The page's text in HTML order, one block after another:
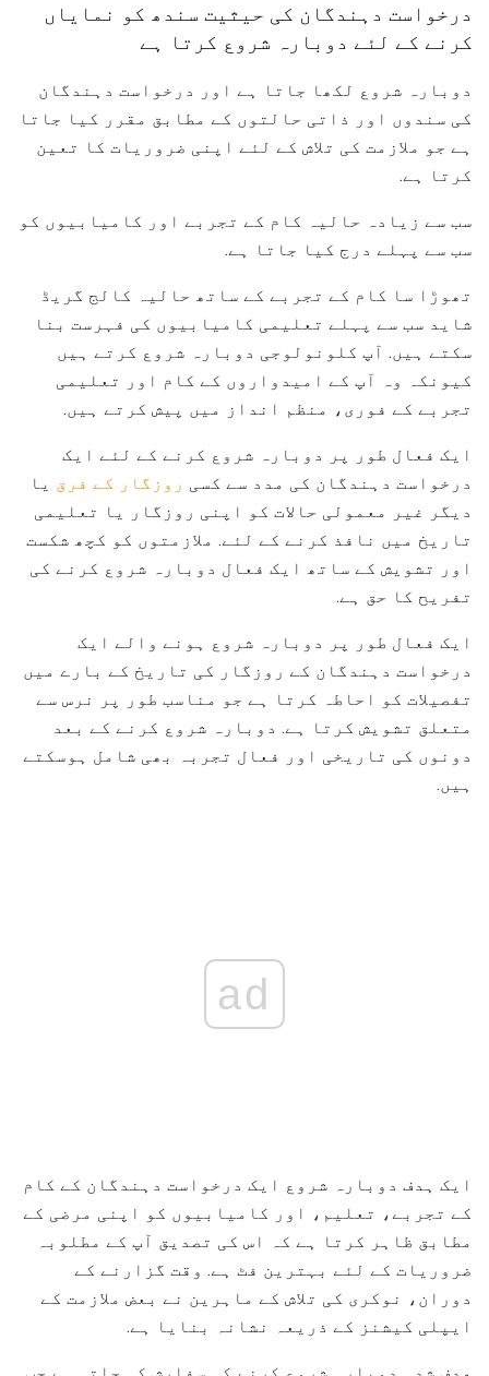
درخواست دہندگان کی حیثیت سندھ کو نمایاں
کرنے کے لئے دوبارہ شروع کرتا ہے
دوبارہ شروع لکھا جاتا ہے اور درخواست دہندگان
کی سندوں اور ذاتی حالتوں کے مطابق مقرر کیا جاتا
ہے جو ملازمت کی تلاش کے لئے اپنی ضروریات کا تعین
کرتا ہے.
سب سے زیادہ حالیہ کام کے تجربے اور کامیابیوں کو
سب سے پہلے درج کیا جاتا ہے.
تھوڑا سا کام کے تجربے کے ساتھ حالیہ کالج گریڈ
شاید سب سے پہلے تعلیمی کامیابیوں کی فہرست بنا
سکتے ہیں. آپ کلونولوجی دوبارہ شروع کرتے ہیں
کیونکہ وہ آپ کے امیدواروں کے کام اور تعلیمی
تجربے کے فوری، منظم انداز میں پیش کرتے ہیں.
ایک فعال طور پر دوبارہ شروع کرنے کے لئے ایک
درخواست دہندگان کی مدد سے کسی روزگار کے فرق یا
دیگر غیر معمولی حالات کو اپنی روزگار یا تعلیمی
تاریخ میں نافذ کرنے کے لئے. ملازمتوں کو کچھ شکست
اور تشویش کے ساتھ ایک فعال دوبارہ شروع کرنے کی
تفریح ​​کا حق ہے.
ایک فعال طور پر دوبارہ شروع ہونے والے ایک
درخواست دہندگان کے روزگار کی تاریخ کے بارے میں
تفصیلات کو احاطہ کرتا ہے جو مناسب طور پر نرس سے
متعلق تشویش کرتا ہے. دوبارہ شروع کرنے کے بعد
دونوں کی تاریخی اور فعال تجربہ بھی شامل ہوسکتے
ہیں.
ad
ایک ہدف دوبارہ شروع ایک درخواست دہندگان کے کام
کے تجربے، تعلیم، اور کامیابیوں کو اپنی مرضی کے
مطابق ظاہر کرتا ہے کہ اس کی تصدیق آپ کے مطلوبہ
ضروریات کے لئے بہترین فٹ ہے. وقت گزارنے کے
دوران، نوکری کی تلاش کے ماہرین نے بعض ملازمت کے
ایپلی کیشنز کے ذریعہ نشانہ بنایا ہے.